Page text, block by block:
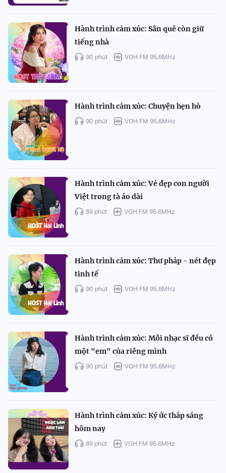
Hành trình cảm xúc: Sân quê còn giữ
tiếng nhà
90 phút VOH FM 95.6MHz
Hành trình cảm xúc: Chuyện hẹn hò
90 phút VOH FM 95.6MHz
Hành trình cảm xúc: Vẻ đẹp con người
Việt trong tà áo dài
89 phút VOH FM 95.6MHz
Hành trình cảm xúc: Thư pháp - nét đẹp
tinh tế
90 phút VOH FM 95.6MHz
Hành trình cảm xúc: Mỗi nhạc sĩ đều có
một "em" của riêng mình
90 phút VOH FM 95.6MHz
Hành trình cảm xúc: Ký ức thắp sáng
hôm nay
89 phút VOH FM 95.6MHz